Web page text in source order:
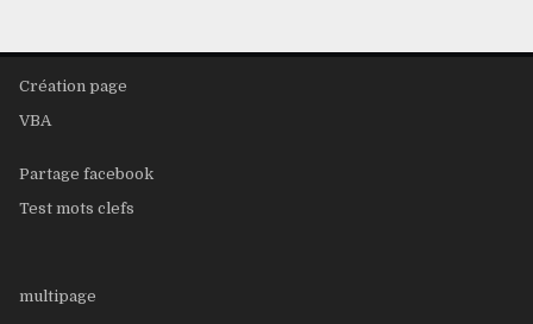
Création page
VBA
Partage facebook
Test mots clefs
multipage